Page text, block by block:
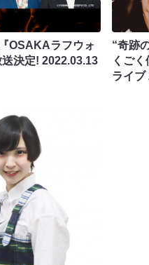
OSAKAラフウォ
送決定!2022.03.13
“奇跡
くご
ライブ